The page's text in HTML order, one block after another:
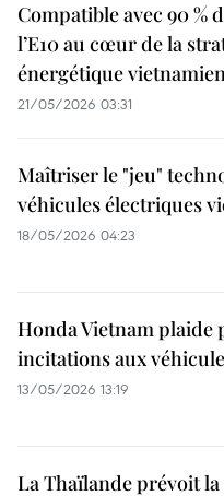
Compatible avec 90 %
l’E10 au cœur de la
énergétique
21/05/2026 03:31
Maîtriser le "jeu"
véhicules électriques
18/05/2026 04:23
Honda Vietnam plaide
incitations aux
13/05/2026 13:19
La Thaïlande prévoit la